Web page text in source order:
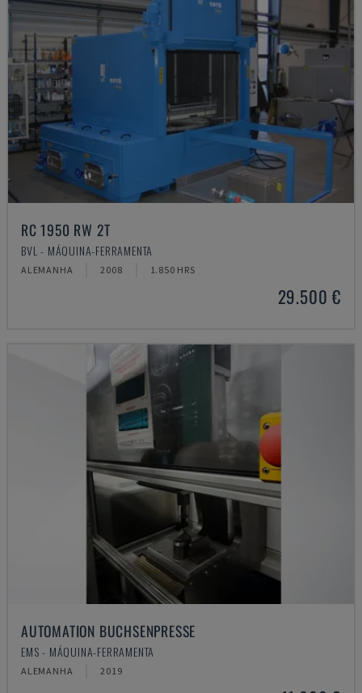
RC 1950 RW 2T
BVL - MÁQUINA-FERRAMENTA
ALEMANHA 2008 1.850 HRS
29.500 €
AUTOMATION BUCHSENPRESSE
EMS - MÁQUINA-FERRAMENTA
ALEMANHA 2019